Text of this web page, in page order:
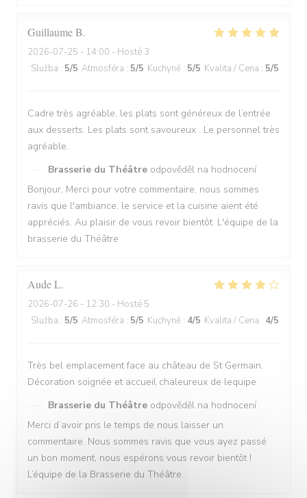
GuillaumeB
2026-07-25 - 14:00 - Hosté 3
Služba : 5/5 Atmosféra : 5/5 Kuchyně : 5/5 Kvalita / Cena : 5/5
Cadre très agréable, les plats sont généreux de l’entrée
aux desserts. Les plats sont savoureux . Le personnel très
agréable.
Brasserie du Théâtre odpověděl na hodnocení
Bonjour, Merci pour votre commentaire, nous sommes
ravis que l'ambiance, le service et la cuisine aient été
appréciés. Au plaisir de vous revoir bientôt. L'équipe de la
brasserie du Théâtre
AudeL
2026-07-26 - 12:30 - Hosté 5
Služba : 5/5 Atmosféra : 5/5 Kuchyně : 4/5 Kvalita / Cena : 4/5
Très bel emplacement face au château de St Germain.
Décoration soignée et accueil chaleureux de lequipe
Brasserie du Théâtre odpověděl na hodnocení
Merci d’avoir pris le temps de nous laisser un
commentaire. Nous sommes ravis que vous ayez passé
un bon moment, nous espérons vous revoir bientôt !
L’équipe de la Brasserie du Théâtre.